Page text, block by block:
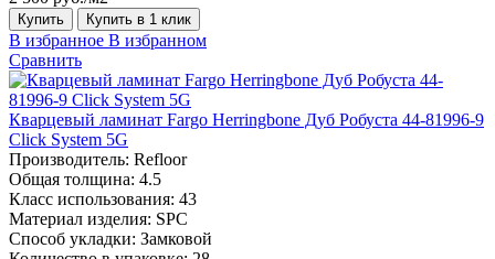
Купить Купить в 1 клик
В избранное В избранном
Сравнить
Кварцевый ламинат Fargo Herringbone Дуб Робуста 44-81996-9
Click System 5G
Производитель: Refloor
Общая толщина: 4.5
Класс использования: 43
Материал изделия: SPC
Способ укладки: Замковой